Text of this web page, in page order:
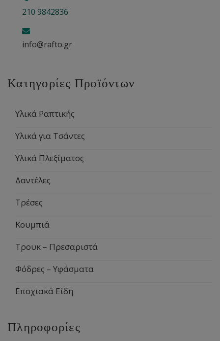
210 9842836
info@rafto.gr
Κατηγορίες Προϊόντων
Υλικά Ραπτικής
Υλικά για Τσάντες
Υλικά Πλεξίματος
Δαντέλες
Τρέσες
Κουμπιά
Τρουκ – Πρεσαριστά
Φόδρες – Υφάσματα
Εποχιακά Είδη
Πληροφορίες